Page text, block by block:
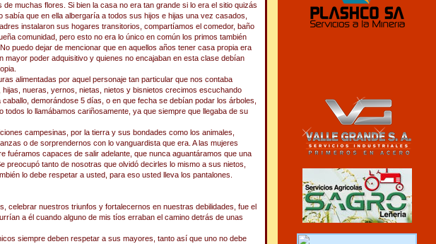
de muchas flores. Si bien la casa no era tan grande si lo era el sitio quizás
sabía que en ella albergaría a todos sus hijos e hijas una vez casados,
instalaron sus hogares transitorios, compartíamos el comedor, baño
comunidad, pero esto no era lo único en común los primos también
puedo dejar de mencionar que en aquellos años tener casa propia era
mayor poder adquisitivo y quienes no encajaban en esta clase debían
alimentadas por aquel personaje tan particular que nos contaba
nueras, yernos, nietas, nietos y bisnietos crecimos escuchando
demorándose 5 días, o en que fecha se debían podar los árboles,
lo llamábamos cariñosamente, ya que siempre que llegaba de su
campesinas, por la tierra y sus bondades como los animales,
o de sorprendernos con lo vanguardista que era. A las mujeres
capaces de salir adelante, que nunca aguantáramos que una
tanto de nosotras que olvidó decirles lo mismo a sus nietos,
lo debe respetar a usted, para eso usted lleva los pantalones.
celebrar nuestros triunfos y fortalecernos en nuestras debilidades, fue el
a él cuando alguno de mis tíos erraban el camino detrás de unas
siempre deben respetar a sus mayores, tanto así que uno no debe